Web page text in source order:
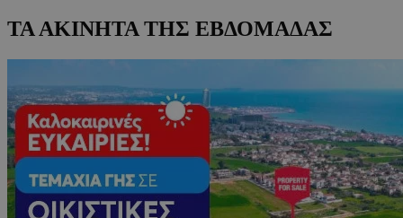
ΤΑ ΑΚΙΝΗΤΑ ΤΗΣ ΕΒΔΟΜΑΔΑΣ